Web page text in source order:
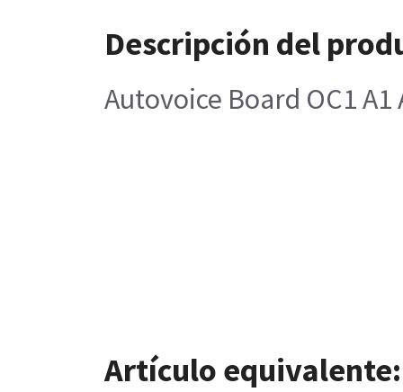
Descripción del
Autovoice Board OC1 A1
Artículo equivalente: